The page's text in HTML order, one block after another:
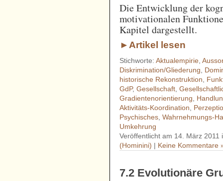
Die Entwicklung der
motivationalen
Kapitel dargestellt.
►Artikel lesen
Stichworte:Aktualempirie,
Diskrimination/Gliederung,
historische Rekonstruktion,
GdP,Gesellschaft,
Gradientenorientierung,
Aktivitäts-Koordination,
Psychisches,Wahrnehmungs-
Umkehrung
Veröffentlicht am 14. März 2011
(Hominini) | Keine Kommentare
7.2 Evolutionäre